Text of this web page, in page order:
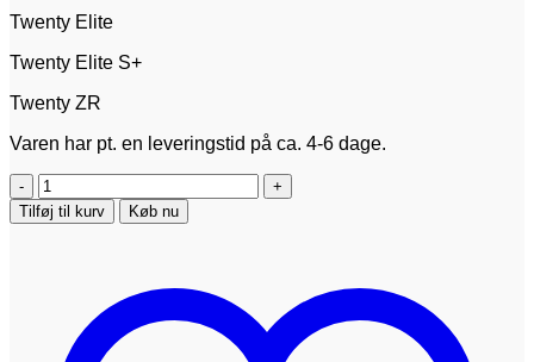
Twenty Elite
Twenty Elite S+
Twenty ZR
Varen har pt. en leveringstid på ca. 4-6 dage.
Hjulkapsel
til
Ambrogio
Tilføj til kurv Køb nu